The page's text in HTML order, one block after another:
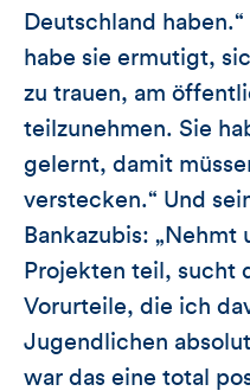
Deutschland
habe sie ermutigt,
zu trauen, am
teilzunehmen. Sie
gelernt, damit
verstecken.“ Und
Bankazubis:
Projekten teil, sucht
Vorurteile, die ich
Jugendlichen
war das eine total